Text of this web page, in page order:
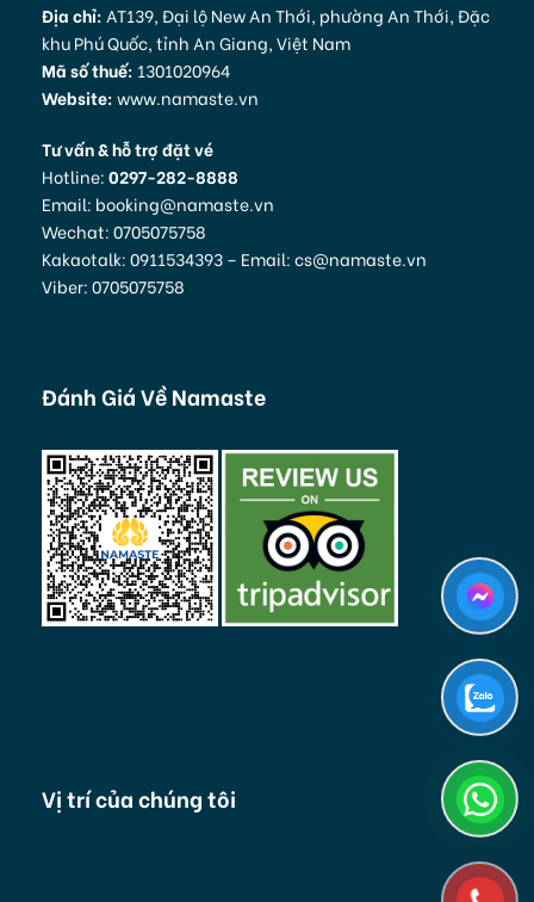
Địa chỉ: AT139, Đại lộ New An Thới, phường An Thới, Đặc
khu Phú Quốc, tỉnh An Giang, Việt Nam
Mã số thuế: 1301020964
Website:www.namaste.vn
Tư vấn & hỗ trợ đặt vé
Hotline:0297-282-8888
Email: booking@namaste.vn
Wechat: 0705075758
Kakaotalk: 0911534393 – Email: cs@namaste.vn
Viber: 0705075758
Đánh Giá Về Namaste
Vị trí của chúng tôi